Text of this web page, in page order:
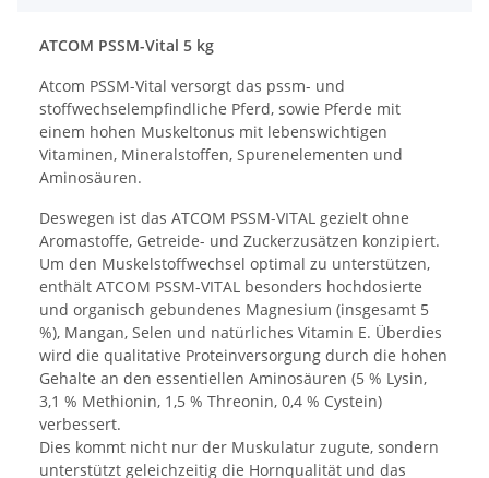
ATCOM PSSM-Vital 5 kg
Atcom PSSM-Vital versorgt das pssm- und
stoffwechselempfindliche Pferd, sowie Pferde mit
einem hohen Muskeltonus mit lebenswichtigen
Vitaminen, Mineralstoffen, Spurenelementen und
Aminosäuren.
Deswegen ist das ATCOM PSSM-VITAL gezielt ohne
Aromastoffe, Getreide- und Zuckerzusätzen konzipiert.
Um den Muskelstoffwechsel optimal zu unterstützen,
enthält ATCOM PSSM-VITAL besonders hochdosierte
und organisch gebundenes Magnesium (insgesamt 5
%), Mangan, Selen und natürliches Vitamin E. Überdies
wird die qualitative Proteinversorgung durch die hohen
Gehalte an den essentiellen Aminosäuren (5 % Lysin,
3,1 % Methionin, 1,5 % Threonin, 0,4 % Cystein)
verbessert.
Dies kommt nicht nur der Muskulatur zugute, sondern
unterstützt geleichzeitig die Hornqualität und das